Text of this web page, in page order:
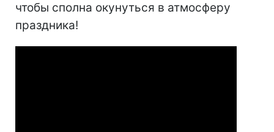
чтобы сполна окунуться в атмосферу
праздника!